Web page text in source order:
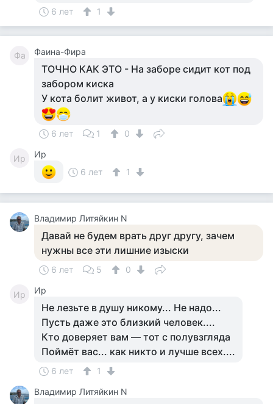
6 лет 1
Фа Фаина-Фира
ТОЧНО КАК ЭТО - На заборе сидит кот под
забором киска
У кота болит живот, а у киски голова
6 лет 1 0
Ир
Ир
6 лет
1
Владимир Литяйкин N
Давай не будем врать друг другу, зачем
нужны все эти лишние изыски
6 лет 5 0
Ир Ир
Не лезьте в душу никому... Не надо...
Пусть даже это близкий человек....
Кто доверяет вам — тот с полувзгляда
Поймёт вас... как никто и лучше всех....
6 лет
1
Владимир Литяйкин N